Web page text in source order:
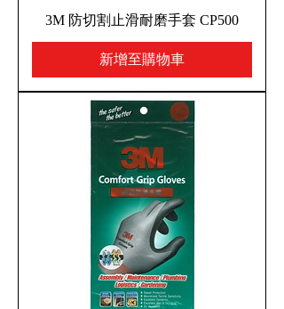
3M 防切割止滑耐磨手套 CP500
新增至購物車